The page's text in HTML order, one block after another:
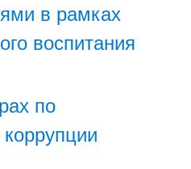
в рамках
воспитания
по